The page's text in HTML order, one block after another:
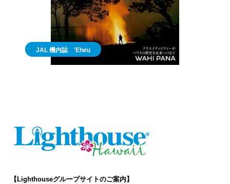
JAL 機内誌 'Eheu
【Lighthouseグループサイトのご案内】